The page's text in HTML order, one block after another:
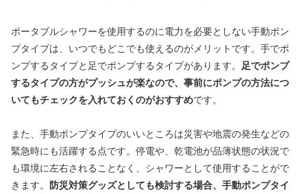
ポータブルシャワーを使用するのに電力を必要としない手動ポン
プタイプは、いつでもどこでも使えるのがメリットです。手でポ
ンプするタイプと足でポンプするタイプがあります。 足でポンプ
するタイプの方がプッシュが楽なので、事前にポンプの方法につ
いてもチェックを入れておくのがおすすめです。
また、手動ポンプタイプのいいところは災害や地震の発生などの
緊急時にも活躍する点です。停電や、乾電池が品薄状態の状況で
も環境に左右されることなく、シャワーとして使用することがで
きます。
防災対策グッズとしても検討する場合、手動ポンプタイ